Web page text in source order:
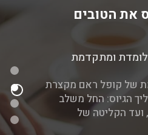
את הטובים
לומדת ומתקדמת
של קופל ראם מקצרת
הגיוס: החל משלב
ועד הקליטה של